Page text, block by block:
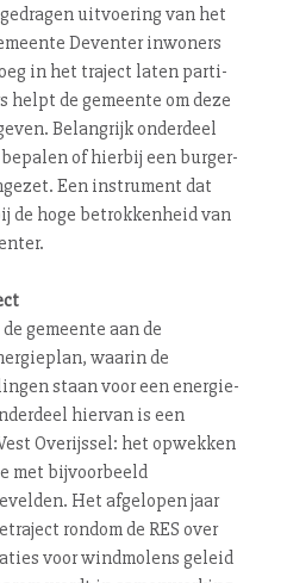
uitvoering van het
Deventer inwoners
in het traject laten par­ti­
helpt de gemeente om deze
Belangrijk onderdeel
of hierbij een bur­ger­
Een instrument dat
de hoge be­trok­ken­heid van
gemeente aan de
waarin de
staan voor een ener­gie­
hiervan is een
Overijssel: het opwekken
met bij­voor­beeld
Het afgelopen jaar
rondom de RES over
voor windmolens geleid